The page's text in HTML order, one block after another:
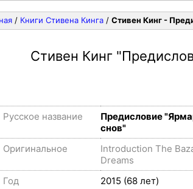
/ Книги Стивена Кинга / Стивен Кинг -
Стивен Кинг
Русское название
Предисловие
снов"
Оригинальное
Introduction The
Dreams
Год
2015 (68 лет)